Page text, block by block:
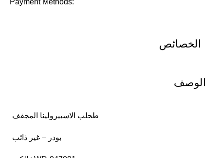
Payment Methods:
الوصف
طحلب الاسبيرولينا المجفف
بودر – غير ذائب
الخصائص